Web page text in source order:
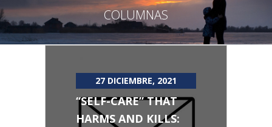
COLUMNAS
27 DICIEMBRE, 2021
“SELF-CARE” THAT
HARMS AND KILLS: